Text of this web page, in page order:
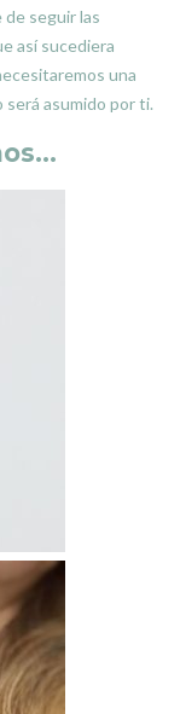
seguir las
así sucediera
una
asumido por ti.